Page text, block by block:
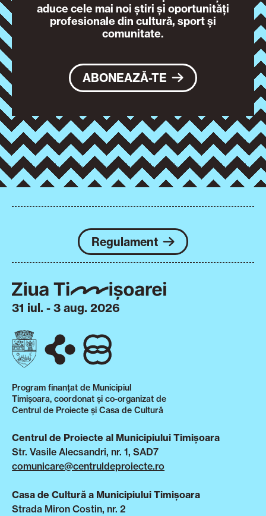
aduce cele mai noi știri și oportunități
profesionale din cultură, sport și
comunitate.
ABONEAZĂ-TE
Regulament
31 iul. - 3 aug. 2026
Program finanțat de Municipiul
Timișoara, coordonat și co-organizat de
Centrul de Proiecte și Casa de Cultură
Centrul de Proiecte al Municipiului Timișoara
Str. Vasile Alecsandri, nr. 1, SAD7
comunicare@centruldeproiecte.ro
Casa de Cultură a Municipiului Timișoara
Strada Miron Costin, nr. 2